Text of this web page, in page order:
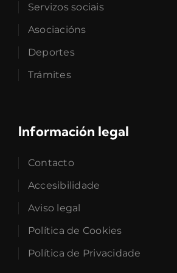
Servizos sociais
Asociacións
Deportes
Trámites
Información legal
Contacto
Accesibilidade
Aviso legal
Política de Cookies
Política de Privacidade